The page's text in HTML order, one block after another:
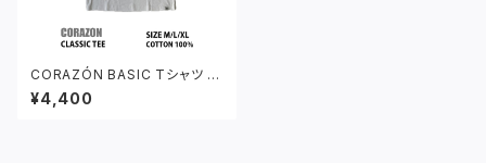
CORAZÓN BASIC Tシャツ ホ
ワイト
¥4,400